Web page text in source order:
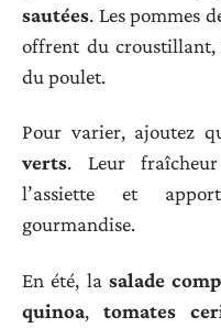
sautées. Les pommes
offrent du croustillant,
du poulet.
Pour varier, ajoutez
verts. Leur
l’assiette et
gourmandise.
En été, la salade
quinoa, tomates